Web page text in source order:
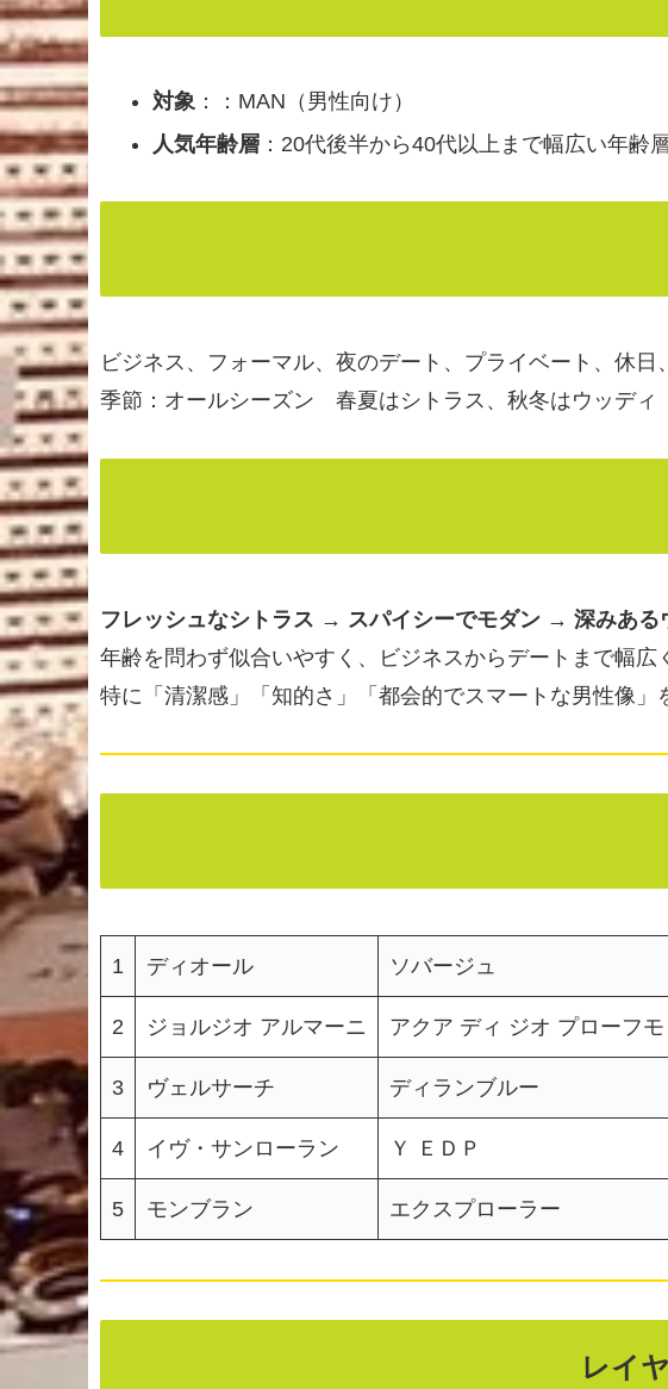
対象：：MAN（男性向け）
人気年齢層：20代後半から40代以上まで幅広い年齢
ビジネス、フォーマル、夜のデート、プライベート、休
季節：オールシーズン 春夏はシトラス、秋冬はウッディ
フレッシュなシトラス → スパイシーでモダン → 深みある
年齢を問わず似合いやすく、ビジネスからデートまで幅広
特に「清潔感」「知的さ」「都会的でスマートな男性像」
1 ディオール ソバージュ
2 ジョルジオ アルマーニ アクア ディ ジオ プローフモ
3 ヴェルサーチ ディランブルー
4 イヴ・サンローラン Ｙ ＥＤＰ
5 モンブラン エクスプローラー
レイ